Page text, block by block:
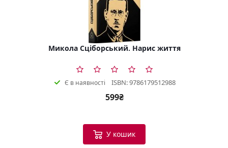
Микола Сціборський. Нарис життя
Є в наявності ISBN: 9786179512988
599₴
У кошик